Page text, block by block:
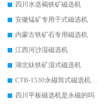
四川水选褐铁矿磁选机
安徽锰矿专用干式磁选机
内蒙古铁矿石专用磁选机
江西河沙湿磁选机
湖北钛铁矿湿式磁选机
CTB-1530永磁筒式磁选机代理商
四川平板磁选机是永磁的吗